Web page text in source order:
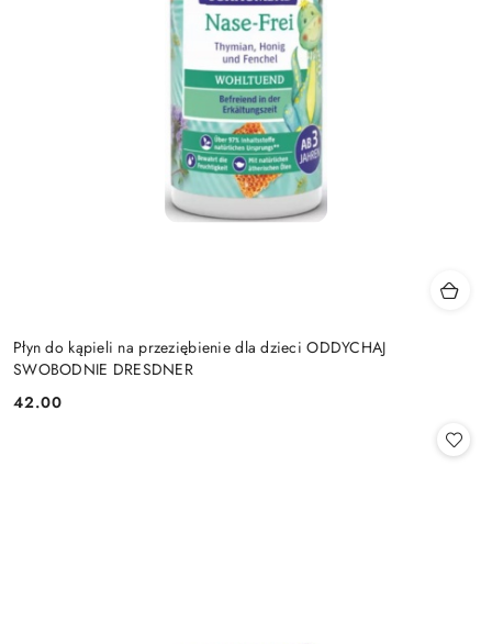
Płyn do kąpieli na przeziębienie dla dzieci ODDYCHAJ
SWOBODNIE DRESDNER
Cena:
42.00